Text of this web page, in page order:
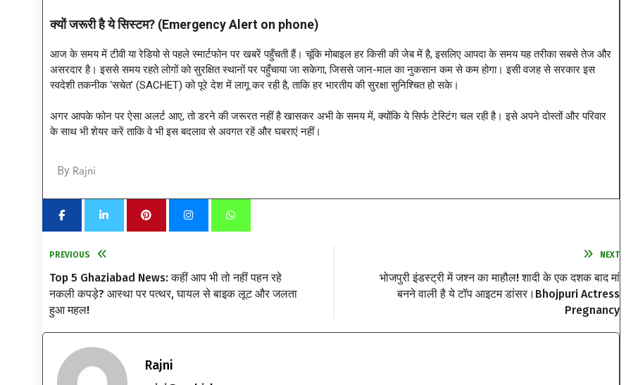
क्यों जरूरी है ये सिस्टम? (Emergency Alert on phone)
आज के समय में टीवी या रेडियो से पहले स्मार्टफोन पर खबरें पहुँचती हैं। चूंकि मोबाइल हर किसी की जेब में है, इसलिए आपदा के समय यह तरीका सबसे तेज और
असरदार है। इससे समय रहते लोगों को सुरक्षित स्थानों पर पहुँचाया जा सकेगा, जिससे जान-माल का नुकसान कम से कम होगा। इसी वजह से सरकार इस
स्वदेशी तकनीक ‘सचेत’ (SACHET) को पूरे देश में लागू कर रही है, ताकि हर भारतीय की सुरक्षा सुनिश्चित हो सके।
अगर आपके फोन पर ऐसा अलर्ट आए, तो डरने की जरूरत नहीं है खासकर अभी के समय में, क्योंकि ये सिर्फ टेस्टिंग चल रही है। इसे अपने दोस्तों और परिवार
के साथ भी शेयर करें ताकि वे भी इस बदलाव से अवगत रहें और घबराएं नहीं।
By Rajni
PREVIOUS
Top 5 Ghaziabad News: कहीं आप भी तो नहीं पहन रहे
नकली कपड़े? आस्था पर पत्थर, घायल से बाइक लूट और जलता
हुआ महल!
NEXT
भोजपुरी इंडस्ट्री में जश्न का माहौल! शादी के एक दशक बाद मां
बनने वाली है ये टॉप आइटम डांसर।Bhojpuri Actress
Pregnancy
Rajni